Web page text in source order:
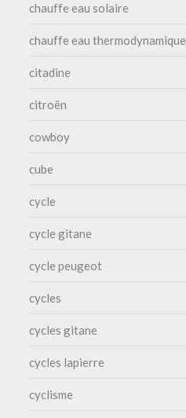
chauffe eau solaire
chauffe eau thermodynamique
citadine
citroën
cowboy
cube
cycle
cycle gitane
cycle peugeot
cycles
cycles gitane
cycles lapierre
cyclisme